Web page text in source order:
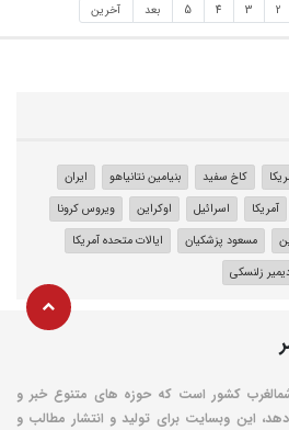
2
3
4
5 بعد آخرین
کاخ سفید بنیامین نتانیاهو
ایران
آمریکا اسرائیل اوکراین
ویروس کرونا
مسعود پزشکیان
ایالات متحده آمریکا
زلنسکی
شمالغرب کشور است که حوزه های متنوع خبر و
این وبسایت برای تولید و انتشار مطالب و